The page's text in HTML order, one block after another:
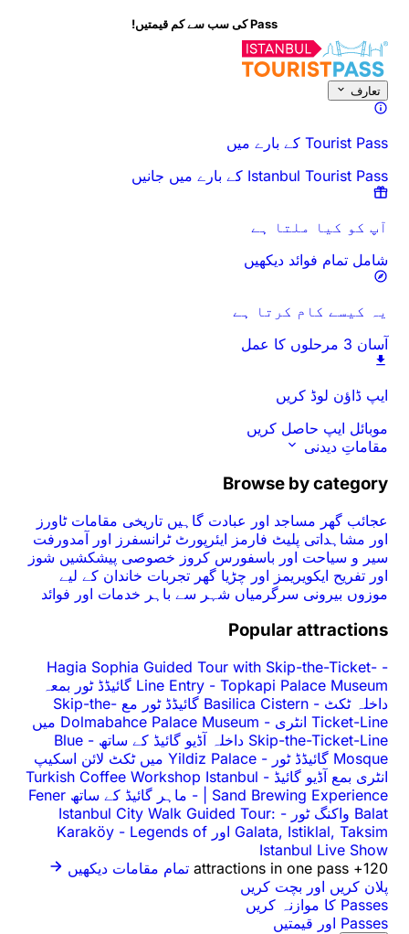
Pass کی سب سے کم قیمتیں!
تعارف
Tourist Pass کے بارے میں
Istanbul Tourist Pass کے بارے میں جانیں
آپ کو کیا ملتا ہے
شامل تمام فوائد دیکھیں
یہ کیسے کام کرتا ہے
آسان 3 مرحلوں کا عمل
ایپ ڈاؤن لوڈ کریں
موبائل ایپ حاصل کریں
مقاماتِ دیدنی
Browse by category
عجائب گھر مساجد اور عبادت گاہیں تاریخی مقاماتٹاورز
اور مشاہداتی پلیٹ فارمز ایئرپورٹ ٹرانسفرز اور آمدورفت
سیر و سیاحت اور باسفورس کروز خصوصی پیشکشیں شوز
اور تفریح ایکویریمز اور چڑیا گھر تجربات خاندان کے لیے
موزوں بیرونی سرگرمیاں شہر سے باہر خدمات اور فوائد
Popular attractions
-
Hagia Sophia Guided Tour with Skip-the-Ticket-
Line Entry -
Topkapi Palace Museum گائیڈڈ ٹور بمعہ
داخلہ ٹکٹ -
Basilica Cistern گائیڈڈ ٹور مع Skip-the-
Ticket-Line انٹری
-
Dolmabahce Palace Museum میں
Skip-the-Ticket-Line داخلہ آڈیو گائیڈ کے ساتھ
-
Blue
Mosque گائیڈڈ ٹور
-
Yildiz Palace میں ٹکٹ لائن اسکیپ
انٹری بمع آڈیو گائیڈ -
Turkish Coffee Workshop Istanbul
| Sand Brewing Experience
-
ماہر گائیڈ کے ساتھ Fener
Balat واکنگ ٹور
-
Istanbul City Walk Guided Tour:
Galata, Istiklal, Taksim اور Karaköy
- Legends of
Istanbul Live Show
120+ attractions in one pass
تمام مقامات دیکھیں
پلان کریں اور بچت کریں
Passes کا موازنہ کریں
Passes اور قیمتیں
اس سرگرمی کے بارے میں جائزہ اوقات اور دورانیہ